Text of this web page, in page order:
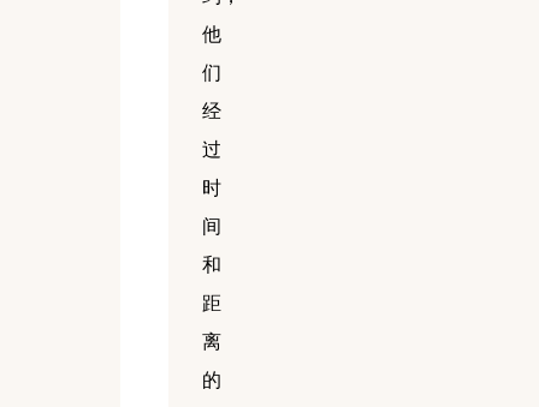
他
们
经
过
时
间
和
距
离
的